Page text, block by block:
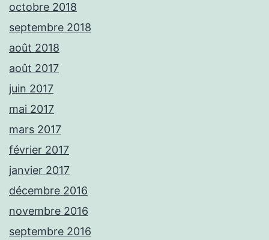
octobre 2018
septembre 2018
août 2018
août 2017
juin 2017
mai 2017
mars 2017
février 2017
janvier 2017
décembre 2016
novembre 2016
septembre 2016